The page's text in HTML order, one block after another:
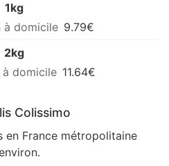
1kg
9.79€
2kg
11.64€
Colissimo
France métropolitaine